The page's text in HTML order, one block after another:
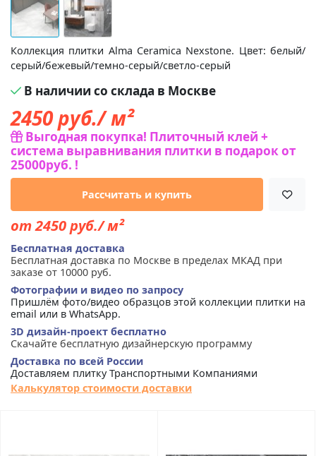
Коллекция плитки Alma Ceramica Nexstone. Цвет: белый/
серый/бежевый/темно-серый/светло-серый
В наличии со склада в Москве
2450руб./ м²
Выгодная покупка! Плиточный клей +
система выравнивания плитки в подарок от
25000руб. !
Рассчитать и купить
от 2450 руб./ м²
Бесплатная доставка
Бесплатная доставка по Москве в пределах МКАД при
заказе от 10000 руб.
Фотографии и видео по запросу
Пришлём фото/видео образцов этой коллекции плитки на
email или в WhatsApp.
3D дизайн-проект бесплатно
Скачайте бесплатную дизайнерскую программу
Доставка по всей России
Доставляем плитку Транспортными Компаниями
Калькулятор стоимости доставки